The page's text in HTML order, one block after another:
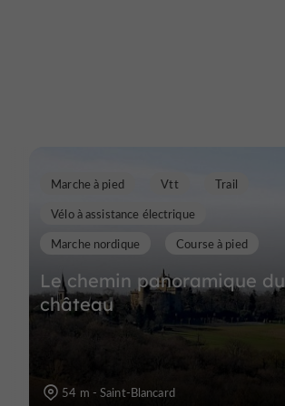
Le chemin panoramique du
château
Marche à pied Vtt
Trail
Vélo à assistance électrique
Marche nordique
Course à pied
54 m - Saint-Blancard